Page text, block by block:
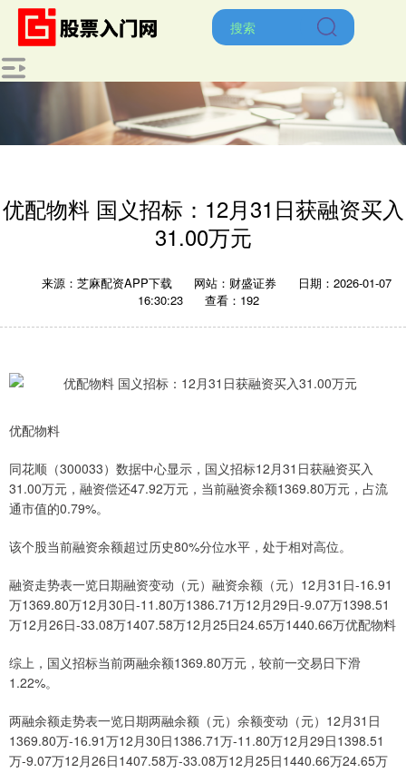
优配物料 国义招标：12月31日获融资买入
31.00万元
来源：芝麻配资APP下载 网站：财盛证券
日期：2026-01-07
16:30:23
查看：192
优配物料
同花顺（300033）数据中心显示，国义招标12月31日获融资买入
31.00万元，融资偿还47.92万元，当前融资余额1369.80万元，占流
通市值的0.79%。
该个股当前融资余额超过历史80%分位水平，处于相对高位。
融资走势表一览日期融资变动（元）融资余额（元）12月31日-16.91
万1369.80万12月30日-11.80万1386.71万12月29日-9.07万1398.51
万12月26日-33.08万1407.58万12月25日24.65万1440.66万优配物料
综上，国义招标当前两融余额1369.80万元，较前一交易日下滑
1.22%。
两融余额走势表一览日期两融余额（元）余额变动（元）12月31日
1369.80万-16.91万12月30日1386.71万-11.80万12月29日1398.51
万-9.07万12月26日1407.58万-33.08万12月25日1440.66万24.65万